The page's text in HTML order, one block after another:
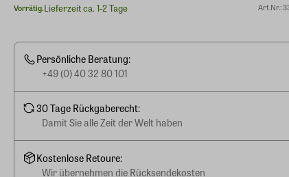
Vorrätig.Lieferzeit ca. 1-2 Tage Art.Nr.:
Persönliche Beratung:
+49 (0) 40 32 80 101
30 Tage Rückgaberecht:
Damit Sie alle Zeit der Welt haben
Kostenlose Retoure:
Wir übernehmen die Rücksendekosten